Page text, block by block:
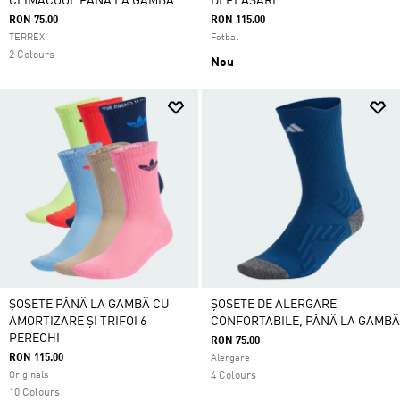
RON 75.00
TERREX
2 Colours
RON 115.00
Fotbal
Nou
ȘOSETE PÂNĂ LA GAMBĂ CU
AMORTIZARE ȘI TRIFOI 6
PERECHI
RON 115.00
Originals
10 Colours
ȘOSETE DE ALERGARE
CONFORTABILE, PÂNĂ LA GAMBĂ
RON 75.00
Alergare
4 Colours